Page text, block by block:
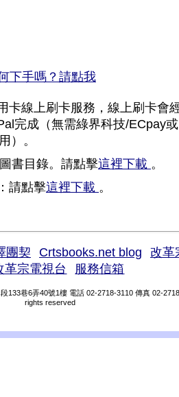
下手嗎？請點我
卡線上刷卡服務，線上刷卡會
完成（無需綠界科技/ECpay或
）。
書目錄。請點擊這裡下載 。
請點擊這裡下載 。
團契 Crtsbooks.net blog
改革
革宗電視台 服務信箱
133巷6弄40號1樓 電話 02-2718-3110 傳真 02-
rights reserved